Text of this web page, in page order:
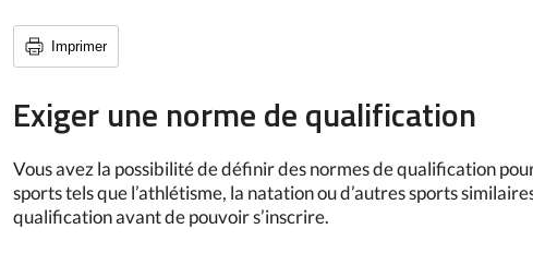
Imprimer
Exiger une norme de qualification
Vous avez la possibilité de définir des normes de qualification
sports tels que l’athlétisme, la natation ou d’autres sports
qualification avant de pouvoir s’inscrire.